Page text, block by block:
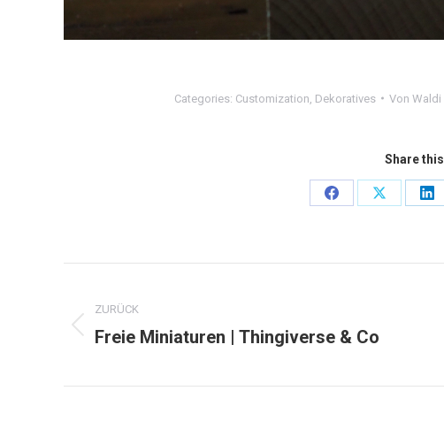
Categories: Customization Dekoratives Von Waldi
Share
Share
Share
navigation
ZURÜCK
Previous
Freie Miniaturen | Thingiverse & Co